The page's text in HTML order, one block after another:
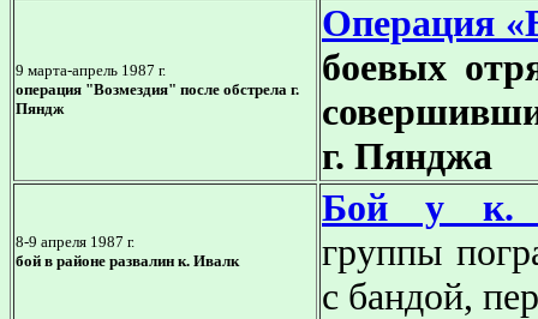
9 марта-апрель 1987 г.
операция "Возмездия" после обстрела г.
Пяндж
Операция
боевых
г. Пянджа
8-9 апреля 1987 г.
бой в районе развалин к. Ивалк
Бой у к.
группы
с бандой,